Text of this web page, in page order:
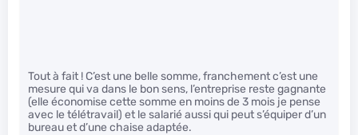
Tout à fait ! C’est une belle somme, franchement c’est une
mesure qui va dans le bon sens, l’entreprise reste gagnante
(elle économise cette somme en moins de 3 mois je pense
avec le télétravail) et le salarié aussi qui peut s’équiper d’un
bureau et d’une chaise adaptée.